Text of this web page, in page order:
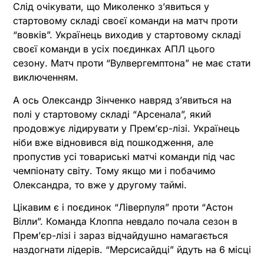
Слід очікувати, що Миколенко з’явиться у
стартовому складі своєї команди на матч проти
“вовків”. Українець виходив у стартовому складі
своєї команди в усіх поєдинках АПЛ цього
сезону. Матч проти “Вулвергемптона” не має стати
виключенням.
А ось Олександр Зінченко навряд з’явиться на
полі у стартовому складі “Арсенала”, який
продовжує лідирувати у Прем’єр-лізі. Українець
ніби вже відновився від пошкодження, але
пропустив усі товариські матчі команди під час
чемпіонату світу. Тому якщо ми і побачимо
Олександра, то вже у другому таймі.
Цікавим є і поєдинок “Ліверпуля” проти “Астон
Вілли”. Команда Клоппа невдало почала сезон в
Прем’єр-лізі і зараз відчайдушно намагається
наздогнати лідерів. “Мерсисайдці” йдуть на 6 місці